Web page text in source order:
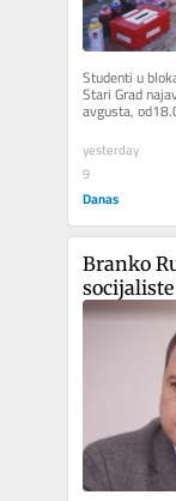
Studenti u
Stari Grad
avgusta,
građanima o
yesterday
9
Danas
Branko
crvene